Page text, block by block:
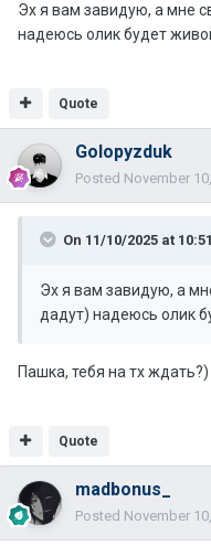
Эх я вам завидую, а мне
надеюсь олик будет
Quote
Golopyzduk
Posted November
On 11/10/2025 at
Эх я вам завидую, а
дадут) надеюсь олик
Пашка, тебя на тх ждать?)
Quote
madbonus_
Posted November